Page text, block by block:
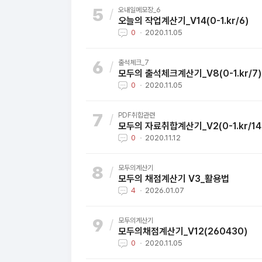
오내일메모장_6
오늘의 작업계산기_V14(0-1.kr/6)
0 2020.11.05
출석체크_7
모두의 출석체크계산기_V8(0-1.kr/7)
0 2020.11.05
PDF취합관련
모두의 자료취합계산기_V2(0-1.kr/
0 2020.11.12
모두의계산기
모두의 채점계산기 V3_활용법
4 2026.01.07
모두의계산기
모두의채점계산기_V12(260430)
0 2020.11.05